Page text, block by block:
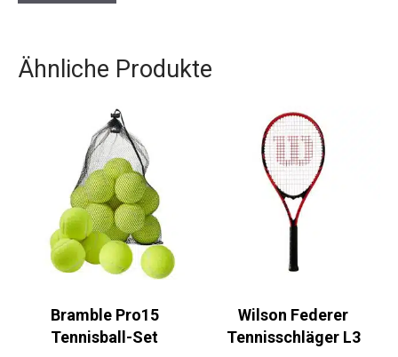
Ähnliche Produkte
Bramble Pro15
Tennisball-Set
Wilson Federer
Tennisschläger L3